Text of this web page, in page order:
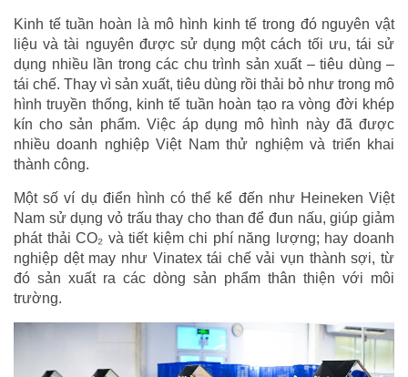
Kinh tế tuần hoàn là mô hình kinh tế trong đó nguyên vật
liệu và tài nguyên được sử dụng một cách tối ưu, tái sử
dụng nhiều lần trong các chu trình sản xuất – tiêu dùng –
tái chế. Thay vì sản xuất, tiêu dùng rồi thải bỏ như trong mô
hình truyền thống, kinh tế tuần hoàn tạo ra vòng đời khép
kín cho sản phẩm. Việc áp dụng mô hình này đã được
nhiều doanh nghiệp Việt Nam thử nghiệm và triển khai
thành công.
Một số ví dụ điển hình có thể kể đến như Heineken Việt
Nam sử dụng vỏ trấu thay cho than để đun nấu, giúp giảm
phát thải CO₂ và tiết kiệm chi phí năng lượng; hay doanh
nghiệp dệt may như Vinatex tái chế vải vụn thành sợi, từ
đó sản xuất ra các dòng sản phẩm thân thiện với môi
trường.